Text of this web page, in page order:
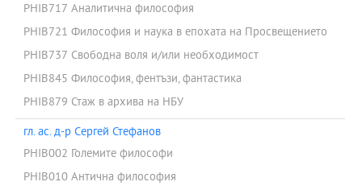
PHIB717 Аналитична философия
PHIB721 Философия и наука в епохата на Просвещението
PHIB737 Свободна воля и/или необходимост
PHIB845 Философия, фентъзи, фантастика
PHIB879 Стаж в архива на НБУ
гл. ас. д-р Сергей Стефанов
PHIB002 Големите философи
PHIB010 Антична философия